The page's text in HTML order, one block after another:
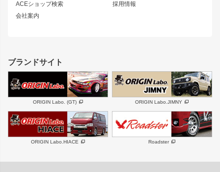
ACEショップ検索
会社案内
採用情報
スズキ
GS350
SC
スバル 三菱
デリカ D:5
軽自動車 汎用
MUD-S7
MUD-SR7
まつど家 鉄漢
ボンネット
フェンダー
サイドパーツ
リアゲート
メンテナンスパーツ
ハイエースパーツ
ホイール
DAYTONA-RS
DAYTONA-RS NEO
エアロシリーズ
ブランドサイト
ORIGIN Labo. (GT) ORIGIN Labo.JIMNY
ORIGIN Labo.HIACE Roadster